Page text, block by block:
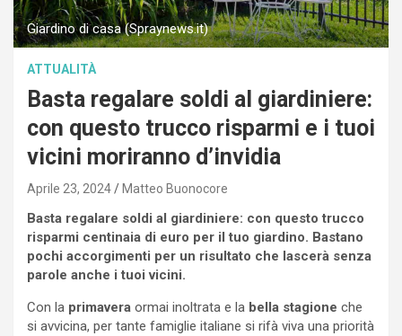
Giardino di casa (Spraynews.it)
ATTUALITÀ
Basta regalare soldi al giardiniere:
con questo trucco risparmi e i tuoi
vicini moriranno d’invidia
Aprile 23, 2024 Matteo Buonocore
Basta regalare soldi al giardiniere: con questo trucco
risparmi centinaia di euro per il tuo giardino. Bastano
pochi accorgimenti per un risultato che lascerà senza
parole anche i tuoi vicini.
Con la primavera ormai inoltrata e la bella stagione che
si avvicina, per tante famiglie italiane si rifà viva una priorità